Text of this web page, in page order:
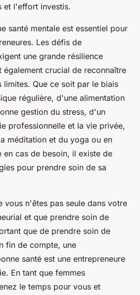
et l'effort investis.
santé mentale est essentiel pour
Les défis de
une grande résilience
également crucial de reconnaître
limites. Que ce soit par le biais
régulière, d'une alimentation
gestion du stress, d'un
professionnelle et la vie privée,
méditation et du yoga ou en
en cas de besoin, il existe de
pour prendre soin de sa
vous n'êtes pas seule dans votre
et que prendre soin de
que de prendre soin de
fin de compte, une
santé est une entrepreneure
En tant que femmes
le temps pour vous et